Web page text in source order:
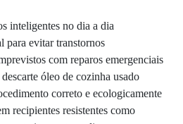
inteligentes no dia a dia
para evitar transtornos
com reparos emergenciais
óleo de cozinha usado
correto e ecologicamente
recipientes resistentes como